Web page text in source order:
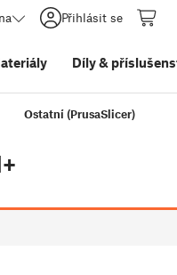
Přihlásit se
Díly&
Ostatní (PrusaSlicer)